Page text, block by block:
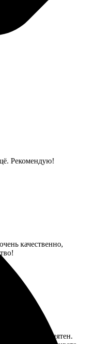
Рекомендую!
качественно,
понятен.